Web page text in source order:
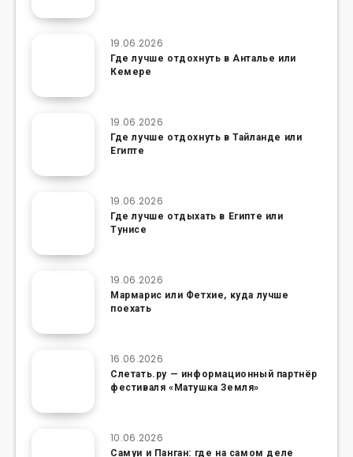
19.06.2026
Где лучше отдохнуть в Анталье или
Кемере
19.06.2026
Где лучше отдохнуть в Тайланде или
Египте
19.06.2026
Где лучше отдыхать в Египте или
Тунисе
19.06.2026
Мармарис или Фетхие, куда лучше
поехать
16.06.2026
Слетать.ру — информационный партнёр
фестиваля «Матушка Земля»
10.06.2026
Самуи и Панган: где на самом деле